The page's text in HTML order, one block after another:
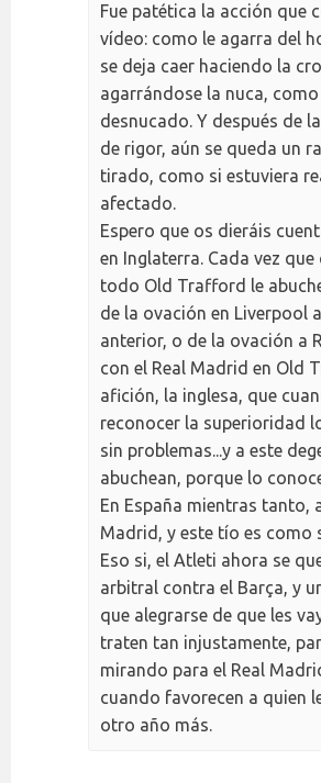
Fue patética la acción que
vídeo: como le agarra del
se deja caer haciendo la
agarrándose la nuca,
desnucado. Y después de
de rigor, aún se queda un
tirado, como si estuviera
afectado.
Espero que os dieráis
en Inglaterra. Cada vez
todo Old Trafford le
de la ovación en Liverpool
anterior, o de la ovación a
con el Real Madrid en Old
afición, la inglesa, que
reconocer la superioridad
sin problemas...y a este
abuchean, porque lo
En España mientras tanto,
Madrid, y este tío es como
Eso si, el Atleti ahora se
arbitral contra el Barça, y
que alegrarse de que les
traten tan injustamente,
mirando para el Real
cuando favorecen a quien
otro año más.